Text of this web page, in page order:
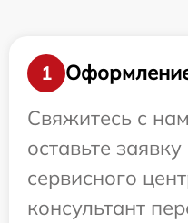
1
Свяжитесь с
оставьте
сервисного
консультант